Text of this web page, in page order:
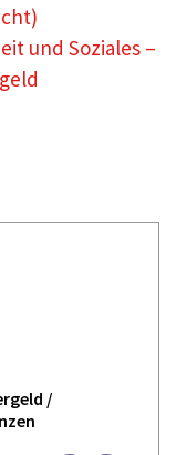
und Soziales –
/